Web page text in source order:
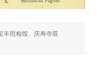
丰照相馆、 庆寿寺双